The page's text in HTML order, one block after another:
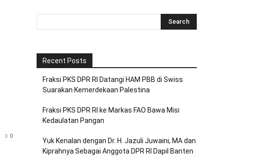
0
Recent Posts
Fraksi PKS DPR RI Datangi HAM PBB di Swiss
Suarakan Kemerdekaan Palestina
Fraksi PKS DPR RI ke Markas FAO Bawa Misi
Kedaulatan Pangan
Yuk Kenalan dengan Dr. H. Jazuli Juwaini, MA dan
Kiprahnya Sebagai Anggota DPR RI Dapil Banten